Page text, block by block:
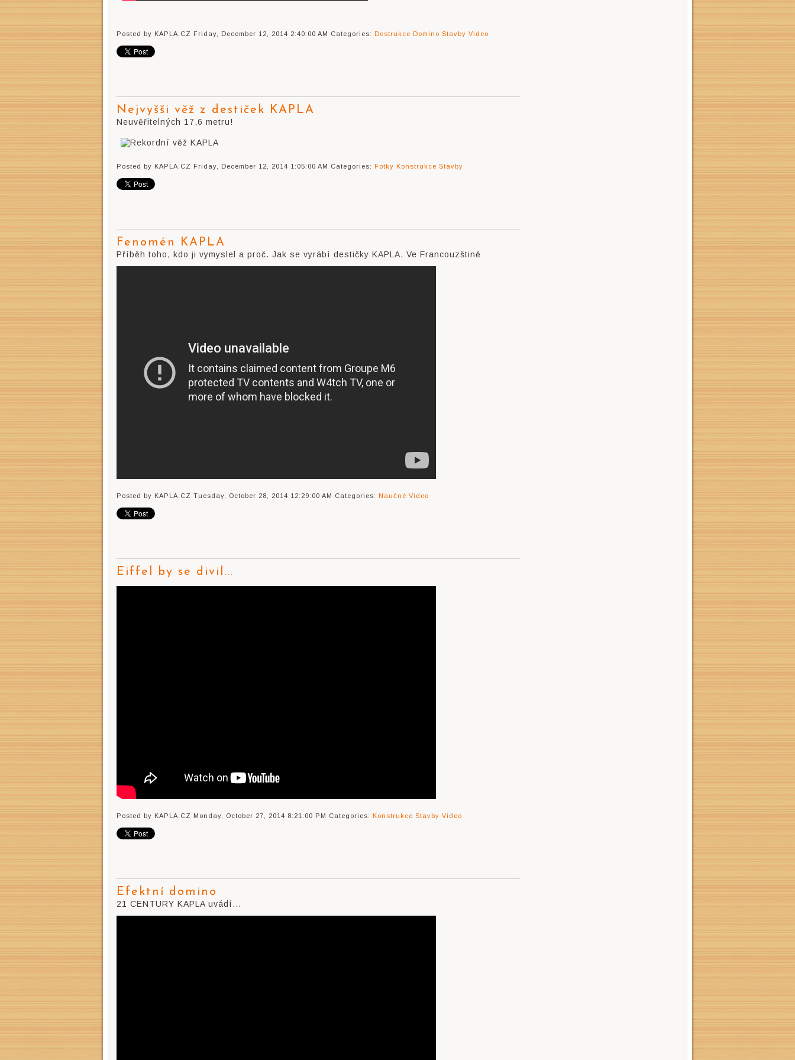
Posted by KAPLA.CZ Friday, December 12, 2014 2:40:00 AM Categories: Destrukce Domino Stavby Video
Nejvyšši věž z destiček KAPLA
Neuvěřitelných 17,6 metru!
Posted by KAPLA.CZ Friday, December 12, 2014 1:05:00 AM Categories: Fotky Konstrukce Stavby
Fenomén KAPLA
Příběh toho, kdo ji vymyslel a proč. Jak se vyrábí destičky KAPLA. Ve Francouzštině
Posted by KAPLA.CZ Tuesday, October 28, 2014 12:29:00 AM Categories: Naučné Video
Eiffel by se divil...
Posted by KAPLA.CZ Monday, October 27, 2014 8:21:00 PM Categories: Konstrukce Stavby Video
Efektní domino
21 CENTURY KAPLA uvádí...